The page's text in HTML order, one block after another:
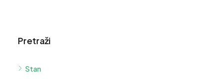
Pretraži
Stan